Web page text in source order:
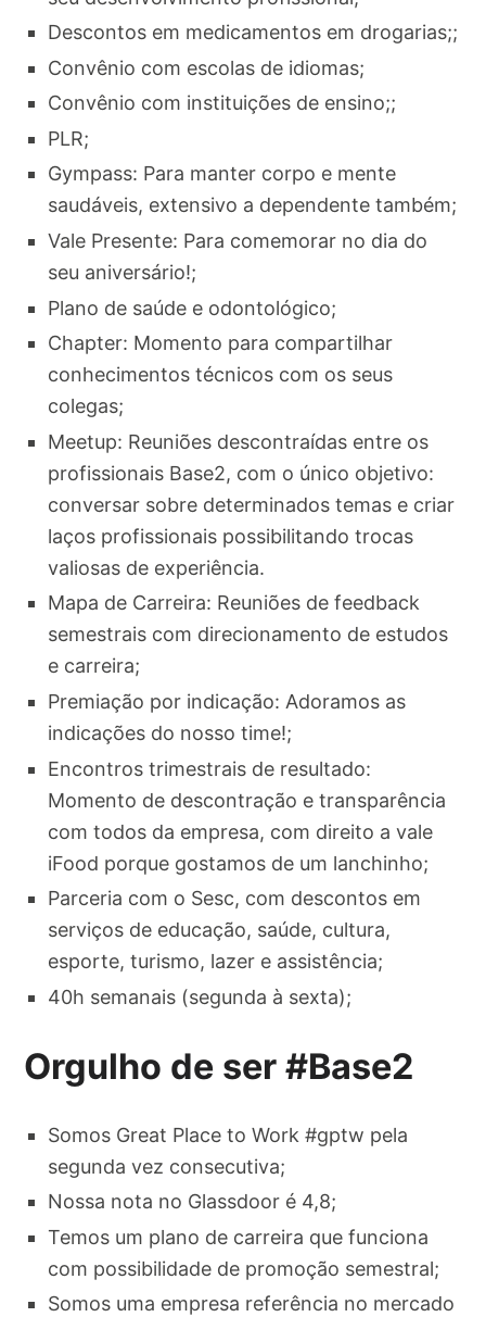
Descontos em medicamentos em drogarias;;
Convênio com escolas de idiomas;
Convênio com instituições de ensino;;
PLR;
Gympass: Para manter corpo e mente
saudáveis, extensivo a dependente também;
Vale Presente: Para comemorar no dia do
seu aniversário!;
Plano de saúde e odontológico;
Chapter: Momento para compartilhar
conhecimentos técnicos com os seus
colegas;
Meetup: Reuniões descontraídas entre os
profissionais Base2, com o único objetivo:
conversar sobre determinados temas e criar
laços profissionais possibilitando trocas
valiosas de experiência.
Mapa de Carreira: Reuniões de feedback
semestrais com direcionamento de estudos
e carreira;
Premiação por indicação: Adoramos as
indicações do nosso time!;
Encontros trimestrais de resultado:
Momento de descontração e transparência
com todos da empresa, com direito a vale
iFood porque gostamos de um lanchinho;
Parceria com o Sesc, com descontos em
serviços de educação, saúde, cultura,
esporte, turismo, lazer e assistência;
40h semanais (segunda à sexta);
Orgulho de ser #Base2
Somos Great Place to Work #gptw pela
segunda vez consecutiva;
Nossa nota no Glassdoor é 4,8;
Temos um plano de carreira que funciona
com possibilidade de promoção semestral;
Somos uma empresa referência no mercado